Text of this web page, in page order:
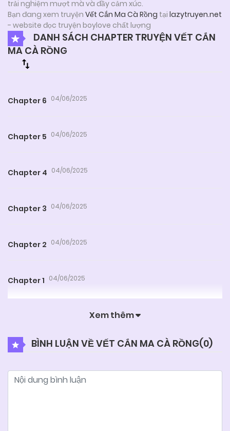
trải nghiệm mượt mà và đầy cảm xúc.
Bạn đang xem truyện Vết Cắn Ma Cà Rồng tại lazytruyen.net
- website đọc truyện boylove chất lượng
DANH SÁCH CHAPTER TRUYỆN VẾT CẮN
MA CÀ RỒNG
Chapter 6 04/06/2025
Chapter 5 04/06/2025
Chapter 4 04/06/2025
Chapter 3 04/06/2025
Chapter 2 04/06/2025
Chapter 1 04/06/2025
Xem thêm
BÌNH LUẬN VỀ VẾT CẮN MA CÀ RỒNG(0)